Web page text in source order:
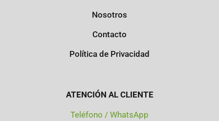
Nosotros
Contacto
Política de Privacidad
ATENCIÓN AL CLIENTE
Teléfono / WhatsApp